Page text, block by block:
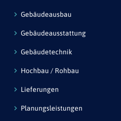
Gebäudeausbau
Gebäudeausstattung
Gebäudetechnik
Hochbau / Rohbau
Lieferungen
Planungsleistungen